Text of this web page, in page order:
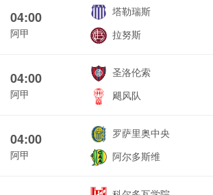
04:00
阿甲
塔勒瑞斯
拉努斯
04:00
阿甲
圣洛伦索
飓风队
04:00
阿甲
罗萨里奥中央
阿尔多斯维